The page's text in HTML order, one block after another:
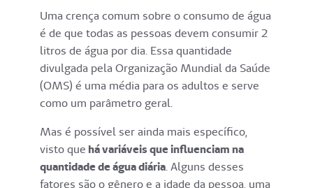
Uma crença comum sobre o consumo de água
é de que todas as pessoas devem consumir 2
litros de água por dia. Essa quantidade
divulgada pela Organização Mundial da Saúde
(OMS) é uma média para os adultos e serve
como um parâmetro geral.
Mas é possível ser ainda mais específico,
visto que há variáveis que influenciam na
quantidade de água diária. Alguns desses
fatores são o gênero e a idade da pessoa, uma